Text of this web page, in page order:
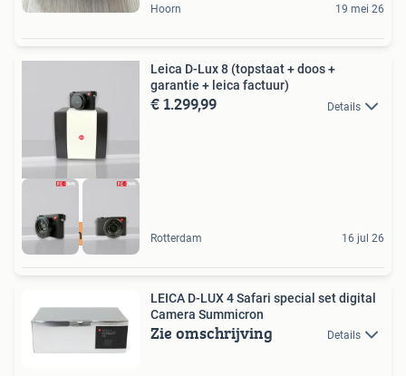
Hoorn 19 mei 26
Check onze webshop
Leica D-Lux 8 (topstaat + doos +
garantie + leica factuur)
€ 1.299,99 Details
Rotterdam 16 jul 26
LEICA D-LUX 4 Safari special set digital
Camera Summicron
Zie omschrijving Details